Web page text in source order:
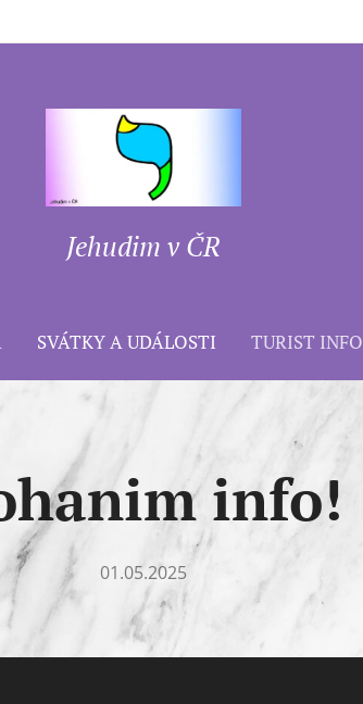
Jehudim v ČR
SVÁTKY A UDÁLOSTI TURIST INFO
info!
01.05.2025